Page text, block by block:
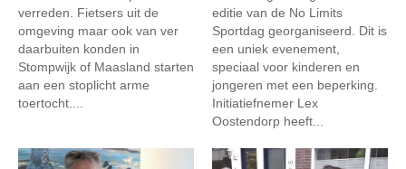
verreden. Fietsers uit de
omgeving maar ook van ver
daarbuiten konden in
Stompwijk of Maasland starten
aan een stoplicht arme
toertocht....
editie van de No Limits
Sportdag georganiseerd. Dit is
een uniek evenement,
speciaal voor kinderen en
jongeren met een beperking.
Initiatiefnemer Lex
Oostendorp heeft...